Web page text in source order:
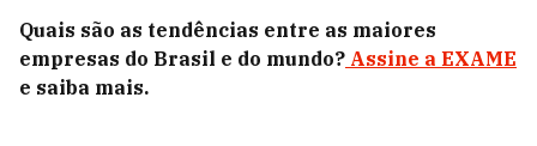
Quais são as tendências entre as maiores
empresas do Brasil e do mundo? Assine a EXAME
e saiba mais.